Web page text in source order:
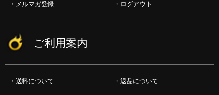
メルマガ登録 ログアウト
ご利用案内
送料について 返品について